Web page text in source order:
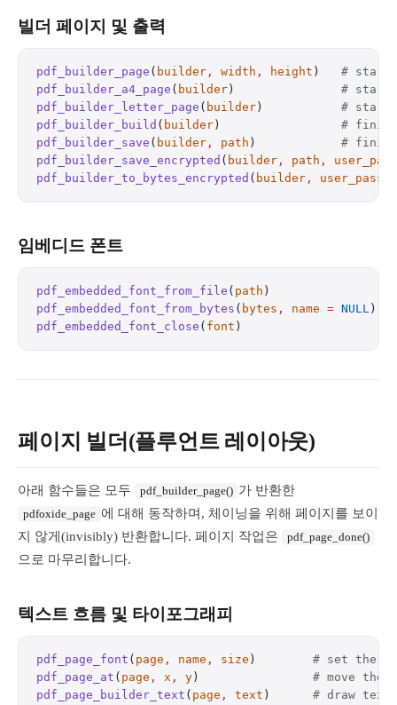
빌더 페이지 및 출력
pdf_builder_page ( builder , width , height ) # start
pdf_builder_a4_page ( builder ) # start
pdf_builder_letter_page ( builder ) # start
pdf_builder_build ( builder ) # finish
pdf_builder_save ( builder , path ) #
pdf_builder_save_encrypted ( builder , path ,
pdf_builder_to_bytes_encrypted ( builder ,
임베디드 폰트
pdf_embedded_font_from_file ( path )
pdf_embedded_font_from_bytes ( bytes , name = NULL )
pdf_embedded_font_close ( font )
페이지 빌더(플루언트 레이아웃)
아래 함수들은 모두 pdf_builder_page() 가 반환한
pdfoxide_page 에 대해 동작하며, 체이닝을 위해 페이지를 보이
지 않게(invisibly) 반환합니다. 페이지 작업은
pdf_page_done()
으로 마무리합니다.
텍스트 흐름 및 타이포그래피
pdf_page_font ( page , name , size ) # set the
pdf_page_at ( page , x , y ) # move the
pdf_page_builder_text ( page , text ) # draw